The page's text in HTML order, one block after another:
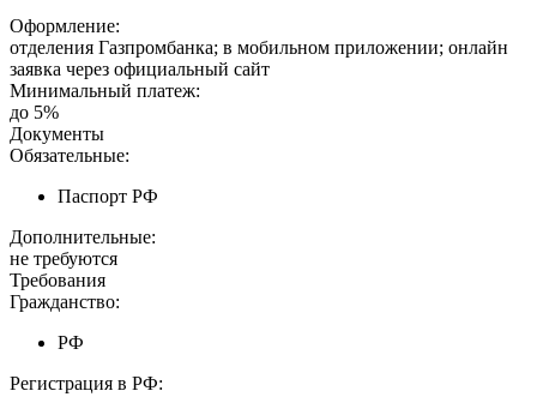
Оформление:
отделения Газпромбанка; в мобильном приложении; онлайн
заявка через официальный сайт
Минимальный платеж:
до 5%
Документы
Обязательные:
Паспорт РФ
Дополнительные:
не требуются
Требования
Гражданство:
РФ
Регистрация в РФ: